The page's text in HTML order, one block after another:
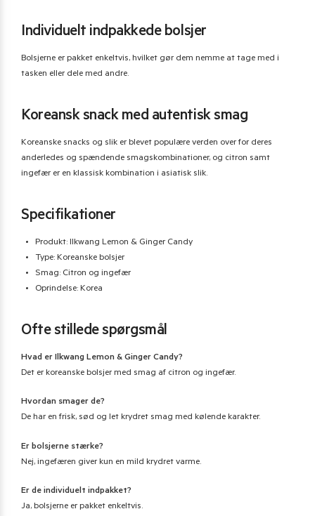
Individuelt indpakkede bolsjer
Bolsjerne er pakket enkeltvis, hvilket gør dem nemme at tage med i
tasken eller dele med andre.
Koreansk snack med autentisk smag
Koreanske snacks og slik er blevet populære verden over for deres
anderledes og spændende smagskombinationer, og citron samt
ingefær er en klassisk kombination i asiatisk slik.
Specifikationer
Produkt: Ilkwang Lemon & Ginger Candy
Type: Koreanske bolsjer
Smag: Citron og ingefær
Oprindelse: Korea
Ofte stillede spørgsmål
Hvad er Ilkwang Lemon & Ginger Candy?
Det er koreanske bolsjer med smag af citron og ingefær.
Hvordan smager de?
De har en frisk, sød og let krydret smag med kølende karakter.
Er bolsjerne stærke?
Nej, ingefæren giver kun en mild krydret varme.
Er de individuelt indpakket?
Ja, bolsjerne er pakket enkeltvis.